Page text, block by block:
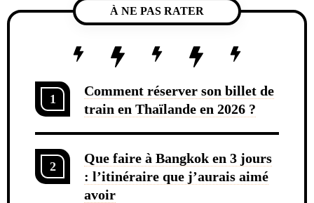
À NE PAS RATER
1
Comment réserver son billet de
train en Thaïlande en 2026 ?
2
Que faire à Bangkok en 3 jours
: l’itinéraire que j’aurais aimé
avoir